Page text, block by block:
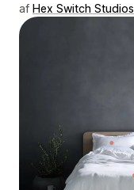
af Hex Switch Studios